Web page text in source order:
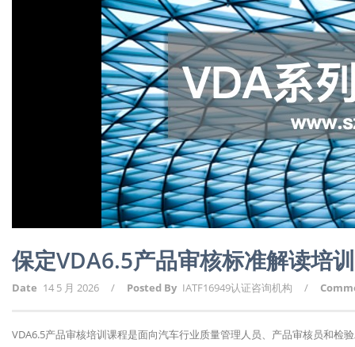
保定VDA6.5产品审核标准解读培
Date 14 5 月 2026 / Posted By IATF16949认证咨询机构 /
VDA6.5产品审核培训课程是面向汽车行业质量管理人员、产品审核员和检